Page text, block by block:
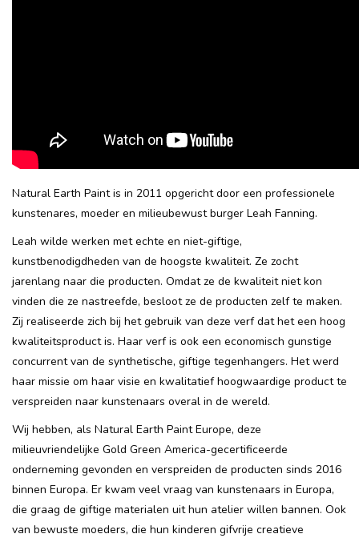
Blog
Natural Earth Paint is in 2011 opgericht door een professionele
kunstenares, moeder en milieubewust burger Leah Fanning.
Leah wilde werken met echte en niet-giftige,
kunstbenodigdheden van de hoogste kwaliteit. Ze zocht
jarenlang naar die producten. Omdat ze de kwaliteit niet kon
vinden die ze nastreefde, besloot ze de producten zelf te maken.
Zij realiseerde zich bij het gebruik van deze verf dat het een hoog
kwaliteitsproduct is. Haar verf is ook een economisch gunstige
concurrent van de synthetische, giftige tegenhangers. Het werd
haar missie om haar visie en kwalitatief hoogwaardige product te
verspreiden naar kunstenaars overal in de wereld.
Wij hebben, als Natural Earth Paint Europe, deze
milieuvriendelijke Gold Green America-gecertificeerde
onderneming gevonden en verspreiden de producten sinds 2016
binnen Europa. Er kwam veel vraag van kunstenaars in Europa,
die graag de giftige materialen uit hun atelier willen bannen. Ook
van bewuste moeders, die hun kinderen gifvrije creatieve